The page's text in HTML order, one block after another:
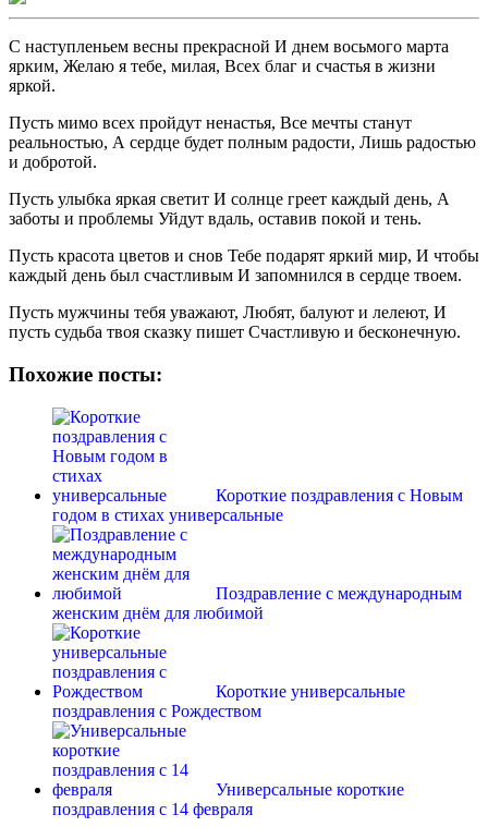
С наступленьем весны прекрасной И днем восьмого марта
ярким, Желаю я тебе, милая, Всех благ и счастья в жизни
яркой.
Пусть мимо всех пройдут ненастья, Все мечты станут
реальностью, А сердце будет полным радости, Лишь радостью
и добротой.
Пусть улыбка яркая светит И солнце греет каждый день, А
заботы и проблемы Уйдут вдаль, оставив покой и тень.
Пусть красота цветов и снов Тебе подарят яркий мир, И чтобы
каждый день был счастливым И запомнился в сердце твоем.
Пусть мужчины тебя уважают, Любят, балуют и лелеют, И
пусть судьба твоя сказку пишет Счастливую и бесконечную.
Похожие посты:
Короткие поздравления с Новым
годом в стихах универсальные
Поздравление с международным
женским днём для любимой
Короткие универсальные
поздравления с Рождеством
Универсальные короткие
поздравления с 14 февраля